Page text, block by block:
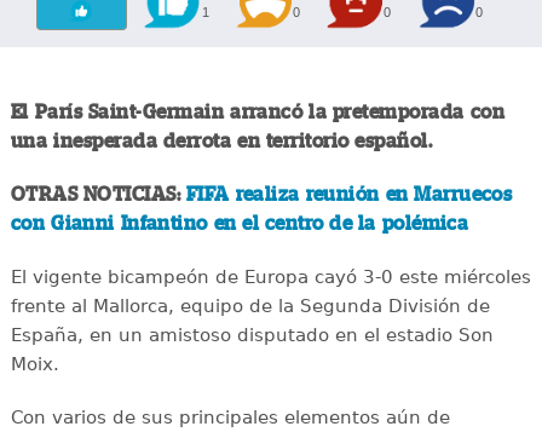
1 0 0 0
El París Saint-Germain arrancó la pretemporada con
una inesperada derrota en territorio español.
OTRAS NOTICIAS: FIFA realiza reunión en Marruecos
con Gianni Infantino en el centro de la polémica
El vigente bicampeón de Europa cayó 3-0 este miércoles
frente al Mallorca, equipo de la Segunda División de
España, en un amistoso disputado en el estadio Son
Moix.
Con varios de sus principales elementos aún de